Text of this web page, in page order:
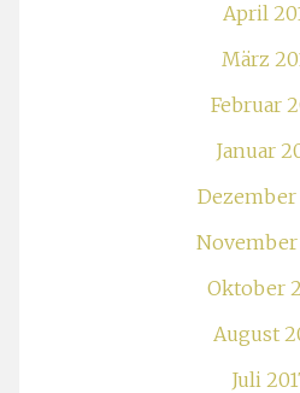
April
März
Februar
Januar
Dezember
November
Oktober
August
Juli